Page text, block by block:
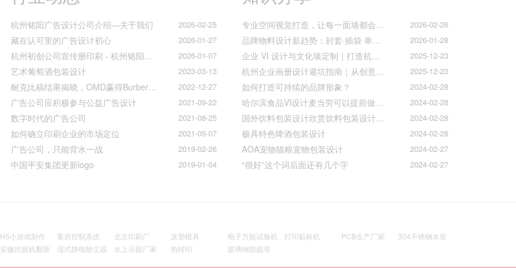
2026-02-25
杭州铭阳广告设计公司介绍—关于我们
2026-01-27
藏在认可里的广告设计初心
2026-01-07
杭州初创公司宣传册印刷 - 杭州铭阳广告一站式解决方案
2023-03-13
艺术葡萄酒包装设计
2022-12-27
耐克比稿结果揭晓，OMD赢得Burberry全球媒介业务（转自广告狂人日报）
2021-09-22
广告公司应积极参与公益广告设计
2021-08-25
数字时代的广告公司
2021-05-07
如何确立印刷企业的市场定位
2019-02-26
广告公司，只能背水一战
2019-01-04
中国平安集团更新logo
2026-02-26
专业空间视觉打造，让每一面墙都会说话
2026-01-28
品牌物料设计新趋势：封套·插袋·单页折页的质感升级之道
2025-12-23
企业 VI 设计与文化墙定制｜打造杭州本土品牌专属视觉符号
2025-12-23
杭州企业画册设计避坑指南｜从创意到印刷的全流程把控
2024-02-28
如何打造可持续的品牌形象？
2024-02-28
哈尔滨食品VI设计麦当劳可以提前做好准备工作促进挪动购买
2024-02-28
国外饮料包装设计欣赏饮料包装设计公司的包装设计
2024-02-28
极具特色啤酒包装设计
2024-02-27
AOA宠物猫粮宠物包装设计
2024-02-27
“很好”这个词后面还有几个字
H5小游戏制作 客房控制系统 北京印刷厂 滚塑模具 电子万能试验机 打印贴标机 PCB生产厂家
304不锈钢水管
安徽挖掘机翻新 湿式静电除尘器 水上乐园厂家 热转印 玻璃钢脱硫塔